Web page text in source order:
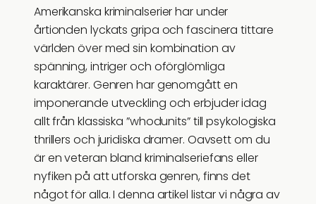
Amerikanska kriminalserier har under
årtionden lyckats gripa och fascinera tittare
världen över med sin kombination av
spänning, intriger och oförglömliga
karaktärer. Genren har genomgått en
imponerande utveckling och erbjuder idag
allt från klassiska ”whodunits” till psykologiska
thrillers och juridiska dramer. Oavsett om du
är en veteran bland kriminalseriefans eller
nyfiken på att utforska genren, finns det
något för alla. I denna artikel listar vi några av